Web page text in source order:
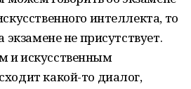
интеллекта, то
экзамене не присутствует.
и искусственным
какой-то диалог,